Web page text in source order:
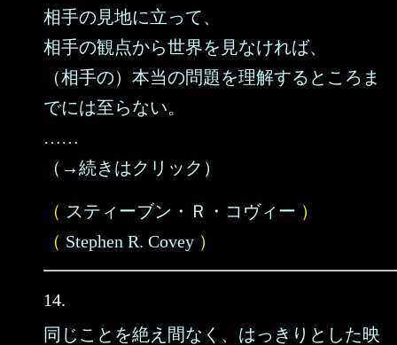
相手の見地に立って、
相手の観点から世界を見なければ、
（相手の）本当の問題を理解するところま
でには至らない。
……
（→続きはクリック）
（ スティーブン・Ｒ・コヴィー ）
（ Stephen R. Covey ）
14.
同じことを絶え間なく、はっきりとした映